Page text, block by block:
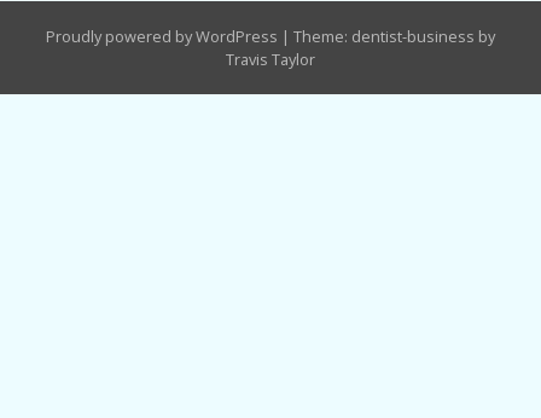
Proudly powered by WordPress | Theme: dentist-business by
Travis Taylor